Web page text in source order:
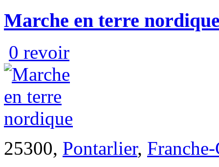
Marche en terre
0 revoir
25300, Pontarlier,